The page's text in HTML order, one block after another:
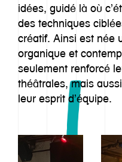
idées, guidé là où
des techniques
créatif. Ainsi est née
organique et
seulement renforcé
théâtrales, mais
leur esprit d’équipe.